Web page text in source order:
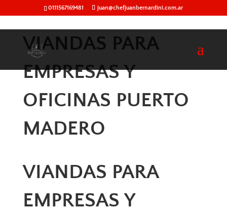
0111567169481 juan@chefjuanbernardini.com.ar
VIANDAS PARA
EMPRESAS Y
OFICINAS PUERTO
MADERO
VIANDAS PARA
EMPRESAS Y